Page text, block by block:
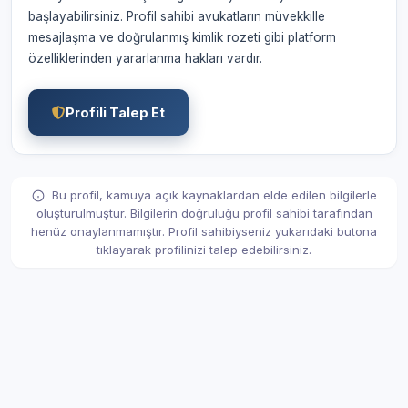
başlayabilirsiniz. Profil sahibi avukatların müvekkille
mesajlaşma ve doğrulanmış kimlik rozeti gibi platform
özelliklerinden yararlanma hakları vardır.
Profili Talep Et
Bu profil, kamuya açık kaynaklardan elde edilen bilgilerle
oluşturulmuştur. Bilgilerin doğruluğu profil sahibi tarafından
henüz onaylanmamıştır. Profil sahibiyseniz yukarıdaki butona
tıklayarak profilinizi talep edebilirsiniz.